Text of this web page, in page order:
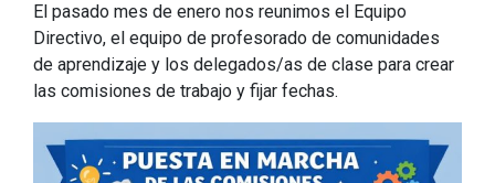
El pasado mes de enero nos reunimos el Equipo
Directivo, el equipo de profesorado de comunidades
de aprendizaje y los delegados/as de clase para crear
las comisiones de trabajo y fijar fechas.